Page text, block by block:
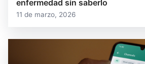
enfermedad sin saberlo
11 de marzo, 2026